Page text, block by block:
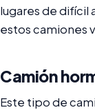
lugares de difícil
estos camiones
Camión
Este tipo de